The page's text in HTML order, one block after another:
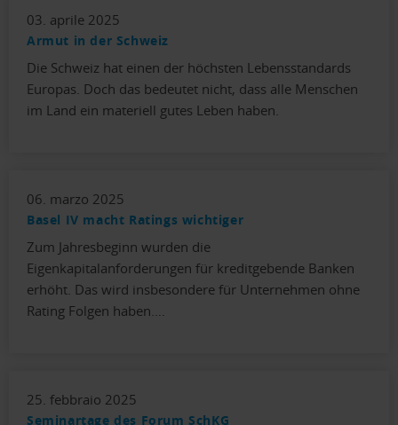
03. aprile 2025
Armut in der Schweiz
Die Schweiz hat einen der höchsten Lebensstandards
Europas. Doch das bedeutet nicht, dass alle Menschen
im Land ein materiell gutes Leben haben.
06. marzo 2025
Basel IV macht Ratings wichtiger
Zum Jahresbeginn wurden die
Eigenkapitalanforderungen für kreditgebende Banken
erhöht. Das wird insbesondere für Unternehmen ohne
Rating Folgen haben.…
25. febbraio 2025
Seminartage des Forum SchKG